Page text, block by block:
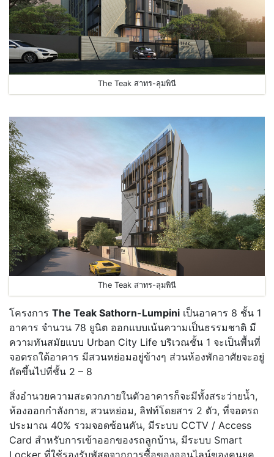
The Teak สาทร-ลุมพินี
The Teak สาทร-ลุมพินี
โครงการ The Teak Sathorn-Lumpini เป็นอาคาร 8 ชั้น 1
อาคาร จำนวน 78 ยูนิต ออกแบบเน้นความเป็นธรรมชาติ มี
ความทันสมัยแบบ Urban City Life บริเวณชั้น 1 จะเป็นพื้นที่
จอดรถใต้อาคาร มีสวนหย่อมอยู่ข้างๆ ส่วนห้องพักอาศัยจะอยู่
ถัดขึ้นไปที่ชั้น 2 – 8
สิ่งอำนวยความสะดวกภายในตัวอาคารก็จะมีทั้งสระว่ายน้ำ,
ห้องออกกำลังกาย, สวนหย่อม, ลิฟท์โดยสาร 2 ตัว, ที่จอดรถ
ประมาณ 40% รวมจอดซ้อนคัน, มีระบบ CCTV / Access
Card สำหรับการเข้าออกของรถลูกบ้าน, มีระบบ Smart